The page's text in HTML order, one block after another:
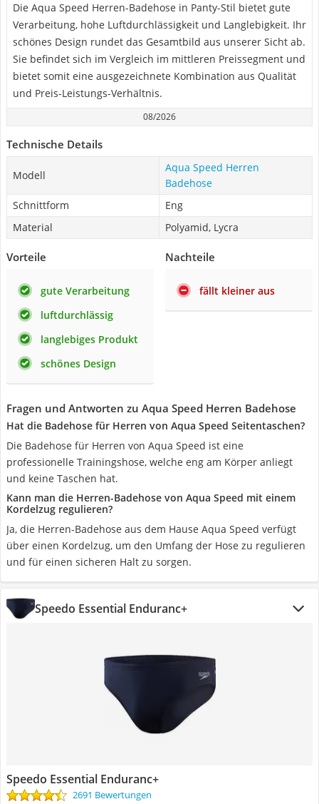
Die Aqua Speed Herren-Badehose in Panty-Stil bietet gute
Verarbeitung, hohe Luftdurchlässigkeit und Langlebigkeit. Ihr
schönes Design rundet das Gesamtbild aus unserer Sicht ab.
Sie befindet sich im Vergleich im mittleren Preissegment und
bietet somit eine ausgezeichnete Kombination aus Qualität
und Preis-Leistungs-Verhältnis.
08/2026
Technische Details
Modell
Aqua Speed Herren
Badehose
Schnittform
Eng
Material
Polyamid, Lycra
Vorteile
gute Verarbeitung
luftdurchlässig
langlebiges Produkt
schönes Design
Nachteile
fällt kleiner aus
Fragen und Antworten zu Aqua Speed Herren Badehose
Hat die Badehose für Herren von Aqua Speed Seitentaschen?
Die Badehose für Herren von Aqua Speed ist eine
professionelle Trainingshose, welche eng am Körper anliegt
und keine Taschen hat.
Kann man die Herren-Badehose von Aqua Speed mit einem
Kordelzug regulieren?
Ja, die Herren-Badehose aus dem Hause Aqua Speed verfügt
über einen Kordelzug, um den Umfang der Hose zu regulieren
und für einen sicheren Halt zu sorgen.
Speedo Essential Enduranc+
Speedo Essential Enduranc+
2691 Bewertungen